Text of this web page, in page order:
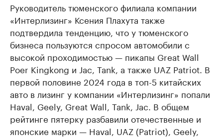
Руководитель тюменского филиала компании
«Интерлизинг» Ксения Плахута также
подтвердила тенденцию, что у тюменского
бизнеса пользуются спросом автомобили с
высокой проходимостью — пикапы Great Wall
Poer Kingkong и Jac, Tank, а также UAZ Patriot. В
первой половине 2024 года в топ-5 китайских
авто в лизинг у компании «Интерлизинг» попали
Haval, Geely, Great Wall, Tank, Jac. В общем
рейтинге пятерку разбавили отечественные и
японские марки — Haval, UAZ (Patriot), Geely,